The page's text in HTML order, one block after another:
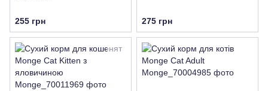
255 грн 275 грн